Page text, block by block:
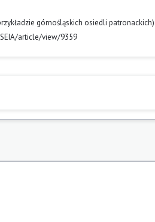
górnośląskich osiedli patronackich).
article/view/9359